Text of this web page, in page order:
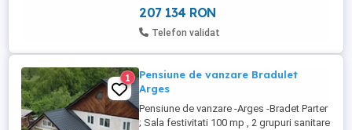
mp, este compartimentată ...
207 134 RON
Telefon validat
1
Pensiune de vanzare Bradulet
Arges
Pensiune de vanzare -Arges -Bradet Parter
; Sala festivitati 100 mp , 2 grupuri sanitare